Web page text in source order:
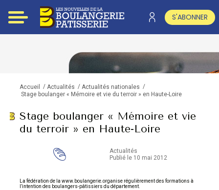
S'ABONNER
Accueil / Actualités / Actualités nationales /
Stage boulanger « Mémoire et vie du terroir » en Haute-Loire
Stage boulanger « Mémoire et vie
du terroir » en Haute-Loire
Actualités
Publié le 10 mai 2012
La fédération de la www.boulangerie.organise régulièrement des formations à
l’intention des boulangers-pâtissiers du département.